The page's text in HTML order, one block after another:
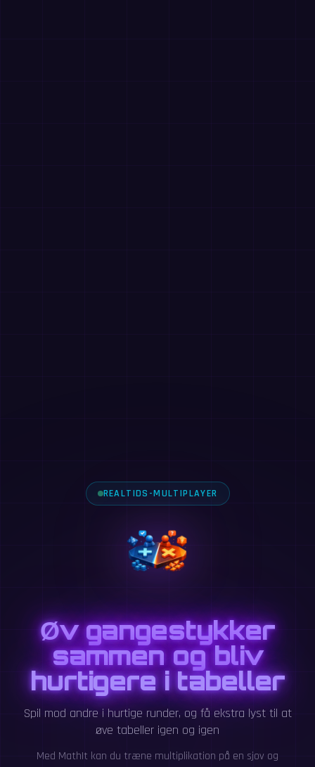
REALTIDS-MULTIPLAYER
Øv gangestykker
sammen og bliv
hurtigere i tabeller
Spil mod andre i hurtige runder, og få ekstra lyst til at
øve tabeller igen og igen
Med MathIt kan du træne multiplikation på en sjov og